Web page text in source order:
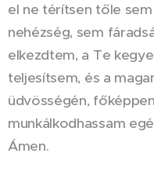
el ne térítsen tőle
nehézség, sem
elkezdtem, a Te
teljesítsem, és a
üdvösségén,
munkálkodhassam
Ámen.